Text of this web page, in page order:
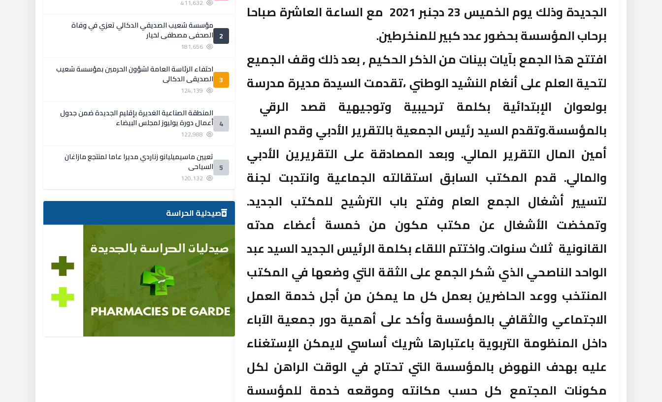
الجديدة وذلك يوم الخميس 23 دجنبر 2021 مع الساعة العاشرة صباحا
برحاب المؤسسة بحضور عدد كبير للمنخرطين.
افتتح هذا الجمع بآيات بينات من الذكر الحكيم , بعد ذلك وقف الجميع
لتحية العلم على أنغام النشيد الوطني ،تقدمت السيدة مديرة مدرسة
بولعوان الإبتدائية بكلمة ترحيبية وتوجيهية قصد الرقي
بالمؤسسة.وتقدم السيد رئيس الجمعية بالتقرير الأدبي وقدم السيد
أمين المال التقرير المالي. وبعد المصادقة على التقريرين الأدبي
والمالي. قدم المكتب السابق استقالته الجماعية وانتدبت لجنة
لتسيير أشغال الجمع العام وفتح باب الترشيح للمكتب الجديد.
وتمخضت الأشغال عن مكتب مكون من خمسة أعضاء مدته
القانونية ثلاث سنوات. واختتم اللقاء بكلمة الرئيس الجديد السيد عبد
الواحد الناصحي الذي شكر الجمع على الثقة التي وضعها في المكتب
المنتخب ووعد الحاضرين بعمل كل ما يمكن من أجل خدمة العمل
الاجتماعي والثقافي بالمؤسسة وأكد على أهمية دور جمعية الآباء
داخل المنظومة التربوية باعتبارها شريك أساسي لايمكن الإستغناء
عليه بهدف النهوض بالمؤسسة التي تحتاج في الوقت الراهن لكل
مكونات المجتمع كل حسب مكانته وموقعه خدمة للمؤسسة
2
مؤسسة شعيب الصديقي الدكالي تعزي في وفاة
الصحفي مصطفى لخيار
3
احتفاء الرئاسة العامة لشؤون الحرمين بمؤسسة شعيب
الصديقي الدكالي
4
المنطقة الصناعية الغديرة بإقليم الجديدة ضمن جدول
أعمال دورة يوليوز لمجلس البيضاء
5
تعيين ماسيميليانو زناردي مديرا عاما لمنتجع مازاغان
السياحي
صيدلية الحراسة